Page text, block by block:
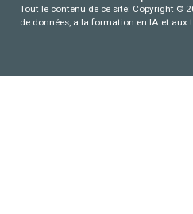
Tout le contenu de ce site: Copyright ©
de données, a la formation en IA et